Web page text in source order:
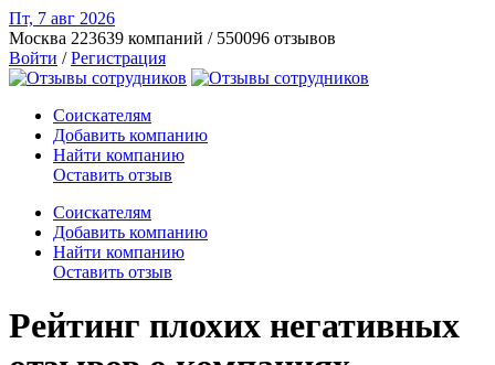
Пт, 7 авг 2026
Москва 223639 компаний / 550096 отзывов
Войти /Регистрация
Соискателям
Добавить компанию
Найти компанию
Оставить отзыв
Соискателям
Добавить компанию
Найти компанию
Оставить отзыв
Рейтинг плохих негативных